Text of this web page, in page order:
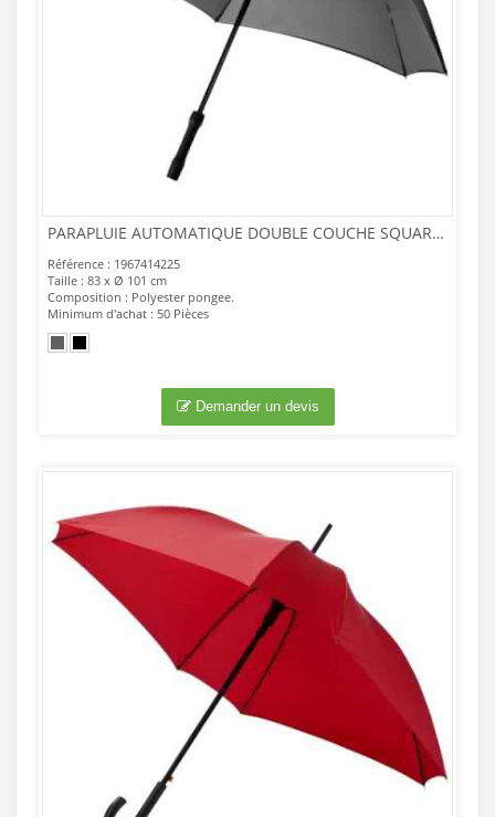
PARAPLUIE AUTOMATIQUE DOUBLE COUCHE SQUARE 23
Référence : 1967414225
Taille : 83 x Ø 101 cm
Composition : Polyester pongee.
Minimum d'achat : 50 Pièces
Demander un devis